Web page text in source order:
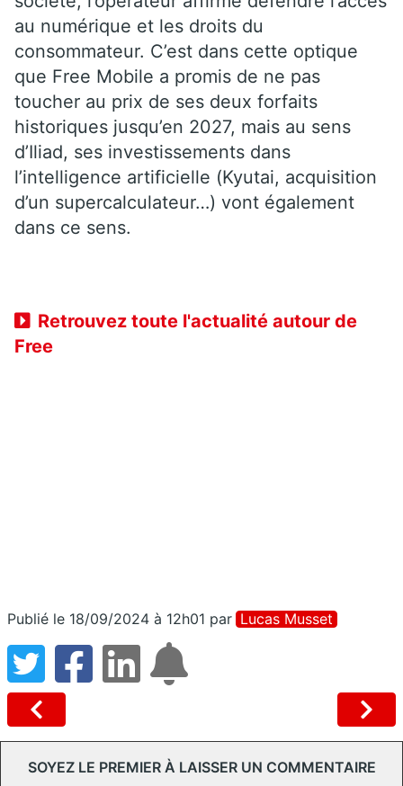
au numérique et les droits du
consommateur. C’est dans cette optique
que Free Mobile a promis de ne pas
toucher au prix de ses deux forfaits
historiques jusqu’en 2027, mais au sens
d’Iliad, ses investissements dans
l’intelligence artificielle (Kyutai, acquisition
d’un supercalculateur…) vont également
dans ce sens.
Retrouvez toute l'actualité autour de
Free
Publié le 18/09/2024 à 12h01 par Lucas Musset
SOYEZ LE PREMIER À LAISSER UN COMMENTAIRE